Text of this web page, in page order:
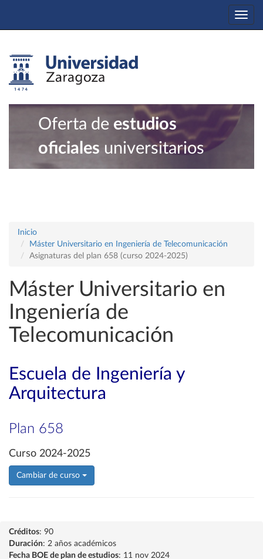
Oferta de estudios
oficiales universitarios
Inicio
Máster Universitario en Ingeniería de Telecomunicación
Asignaturas del plan 658 (curso 2024-2025)
Máster Universitario en
Ingeniería de
Telecomunicación
Escuela de Ingeniería y
Arquitectura
Plan 658
Curso 2024-2025
Cambiar de curso
Créditos: 90
Duración: 2 años académicos
Fecha BOE de plan de estudios: 11 nov 2024